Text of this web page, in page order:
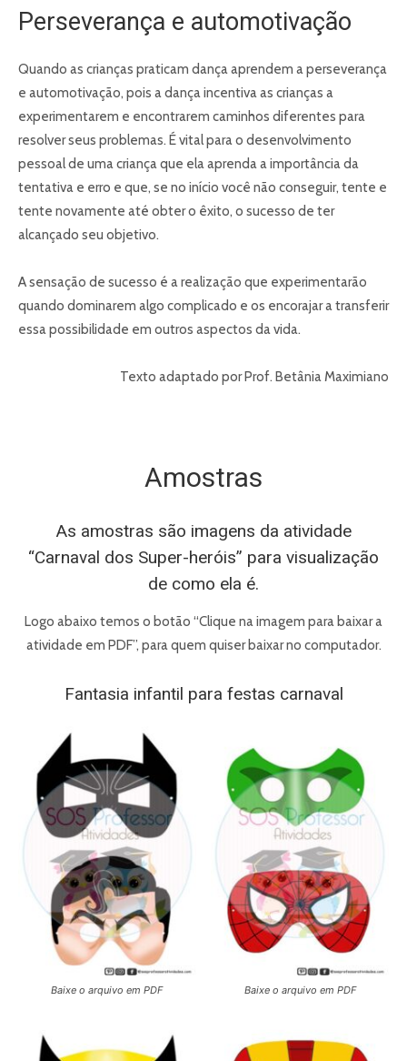
Perseverança e automotivação
Quando as crianças praticam dança aprendem a perseverança
e automotivação, pois a dança incentiva as crianças a
experimentarem e encontrarem caminhos diferentes para
resolver seus problemas. É vital para o desenvolvimento
pessoal de uma criança que ela aprenda a importância da
tentativa e erro e que, se no início você não conseguir, tente e
tente novamente até obter o êxito, o sucesso de ter
alcançado seu objetivo.
A sensação de sucesso é a realização que experimentarão
quando dominarem algo complicado e os encorajar a transferir
essa possibilidade em outros aspectos da vida.
Texto adaptado por Prof. Betânia Maximiano
Amostras
As amostras são imagens da atividade
“Carnaval dos Super-heróis” para visualização
de como ela é.
Logo abaixo temos o botão “Clique na imagem para baixar a
atividade em PDF”, para quem quiser baixar no computador.
Fantasia infantil para festas carnaval
Baixe o arquivo em PDF Baixe o arquivo em PDF